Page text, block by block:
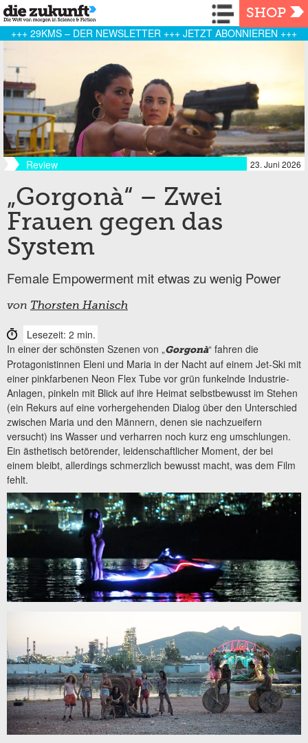
Navigation
SHOP
+++ 29KMS – DER NEWSLETTER +++ JETZT ABONNIEREN +++
Review 23. Juni 2026
„Gorgonà“ – Zwei
Frauen gegen das
System
Female Empowerment mit etwas zu wenig Power
von Thorsten Hanisch
Lesezeit: 2 min.
In einer der schönsten Szenen von „Gorgonà“ fahren die
Protagonistinnen Eleni und Maria in der Nacht auf einem Jet-Ski mit
einer pinkfarbenen Neon Flex Tube vor grün funkelnde Industrie-
Anlagen, pinkeln mit Blick auf ihre Heimat selbstbewusst im Stehen
(ein Rekurs auf eine vorhergehenden Dialog über den Unterschied
zwischen Maria und den Männern, denen sie nachzueifern
versucht) ins Wasser und verharren noch kurz eng umschlungen.
Ein ästhetisch betörender, leidenschaftlicher Moment, der bei
einem bleibt, allerdings schmerzlich bewusst macht, was dem Film
fehlt.